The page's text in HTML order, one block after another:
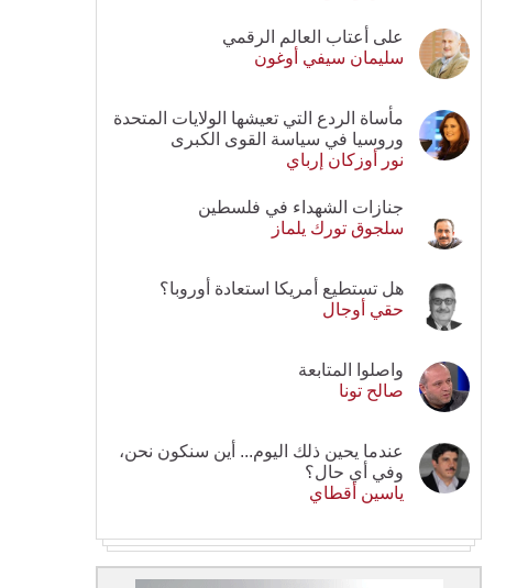
على أعتاب العالم الرقمي
سليمان سيفي أوغون
مأساة الردع التي تعيشها الولايات المتحدة
وروسيا في سياسة القوى الكبرى
نور أوزكان إرباي
جنازات الشهداء في فلسطين
سلجوق تورك يلماز
هل تستطيع أمريكا استعادة أوروبا؟
حقي أوجال
واصلوا المتابعة
صالح تونا
عندما يحين ذلك اليوم... أين سنكون نحن،
وفي أي حال؟
ياسين أقطاي